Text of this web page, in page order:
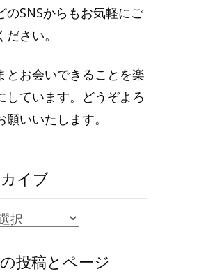
のSNSからもお気軽にご
さい。
とお会いできることを楽
しています。どうぞよろ
願いいたします。
イブ
投稿とページ